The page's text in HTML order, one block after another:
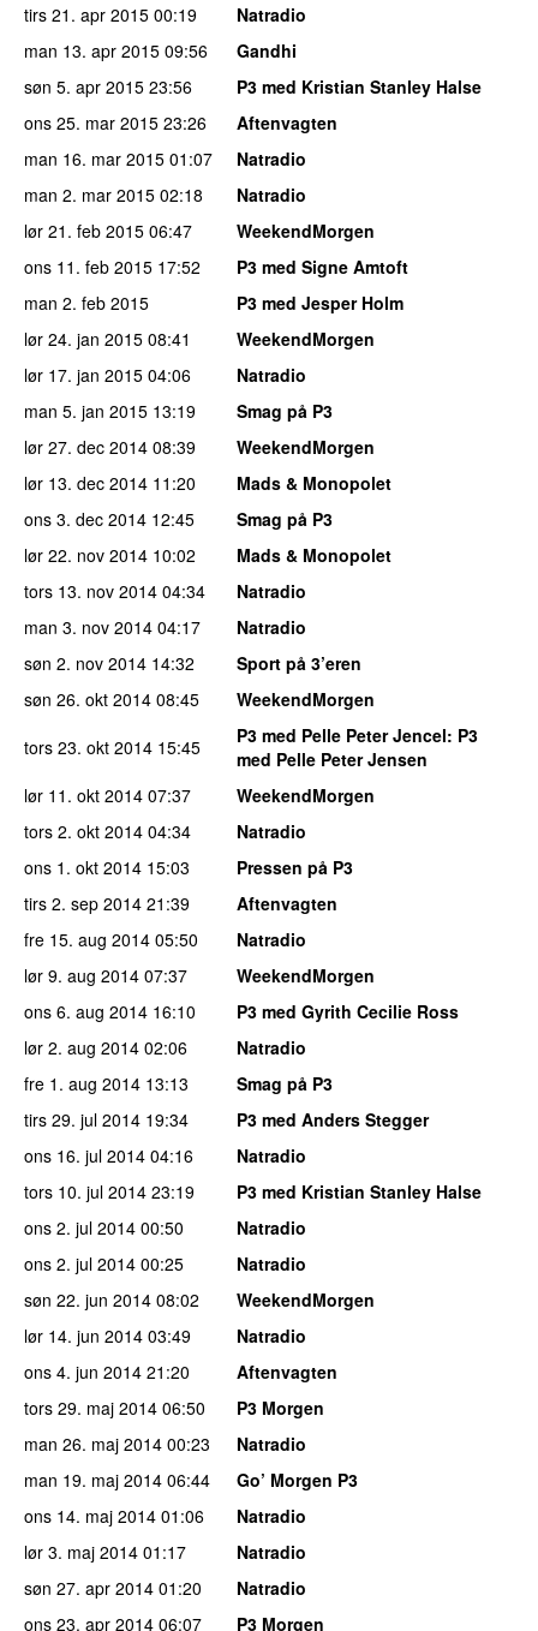
tirs 21. apr 2015 00:19
Natradio
man 13. apr 2015 09:56
Gandhi
søn 5. apr 2015 23:56
P3 med Kristian Stanley Halse
ons 25. mar 2015 23:26
Aftenvagten
man 16. mar 2015 01:07
Natradio
man 2. mar 2015 02:18
Natradio
lør 21. feb 2015 06:47
WeekendMorgen
ons 11. feb 2015 17:52
P3 med Signe Amtoft
man 2. feb 2015
P3 med Jesper Holm
lør 24. jan 2015 08:41
WeekendMorgen
lør 17. jan 2015 04:06
Natradio
man 5. jan 2015 13:19
Smag på P3
lør 27. dec 2014 08:39
WeekendMorgen
lør 13. dec 2014 11:20
Mads & Monopolet
ons 3. dec 2014 12:45
Smag på P3
lør 22. nov 2014 10:02
Mads & Monopolet
tors 13. nov 2014 04:34
Natradio
man 3. nov 2014 04:17
Natradio
søn 2. nov 2014 14:32
Sport på 3’eren
søn 26. okt 2014 08:45
WeekendMorgen
tors 23. okt 2014 15:45 P3 med Pelle Peter Jencel: P3
med Pelle Peter Jensen
lør 11. okt 2014 07:37
WeekendMorgen
tors 2. okt 2014 04:34
Natradio
ons 1. okt 2014 15:03
Pressen på P3
tirs 2. sep 2014 21:39
Aftenvagten
fre 15. aug 2014 05:50
Natradio
lør 9. aug 2014 07:37
WeekendMorgen
ons 6. aug 2014 16:10
P3 med Gyrith Cecilie Ross
lør 2. aug 2014 02:06
Natradio
fre 1. aug 2014 13:13
Smag på P3
tirs 29. jul 2014 19:34
P3 med Anders Stegger
ons 16. jul 2014 04:16
Natradio
tors 10. jul 2014 23:19
P3 med Kristian Stanley Halse
ons 2. jul 2014 00:50
Natradio
ons 2. jul 2014 00:25
Natradio
søn 22. jun 2014 08:02
WeekendMorgen
lør 14. jun 2014 03:49
Natradio
ons 4. jun 2014 21:20
Aftenvagten
tors 29. maj 2014 06:50
P3 Morgen
man 26. maj 2014 00:23
Natradio
man 19. maj 2014 06:44
Go’ Morgen P3
ons 14. maj 2014 01:06
Natradio
lør 3. maj 2014 01:17
Natradio
søn 27. apr 2014 01:20
Natradio
ons 23. apr 2014 06:07 P3 Morgen